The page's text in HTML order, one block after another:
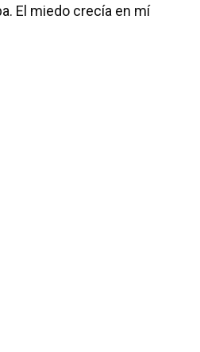
El miedo crecía en mí